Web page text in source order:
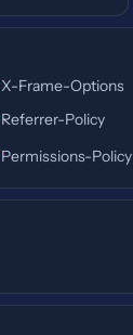
X-Frame-Options
Referrer-Policy
Permissions-Policy